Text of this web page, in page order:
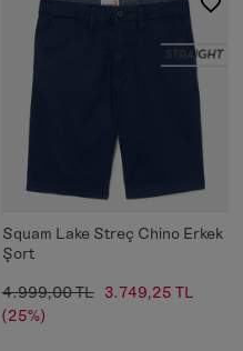
Squam Lake Streç Chino Erkek
Şort
4.999,00 TL
3.749,25 TL
(25%)